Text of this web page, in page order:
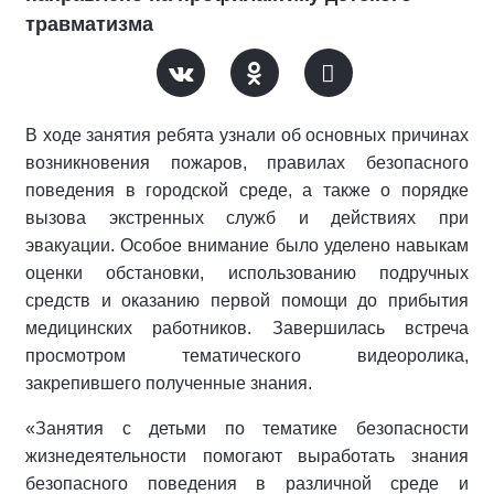
травматизма
В ходе занятия ребята узнали об основных причинах
возникновения пожаров, правилах безопасного
поведения в городской среде, а также о порядке
вызова экстренных служб и действиях при
эвакуации. Особое внимание было уделено навыкам
оценки обстановки, использованию подручных
средств и оказанию первой помощи до прибытия
медицинских работников. Завершилась встреча
просмотром тематического видеоролика,
закрепившего полученные знания.
«Занятия с детьми по тематике безопасности
жизнедеятельности помогают выработать знания
безопасного поведения в различной среде и